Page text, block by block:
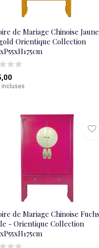
de Mariage Chinoise Jaune
Orientique Collection
incluses
de Mariage Chinoise
- Orientique Collection